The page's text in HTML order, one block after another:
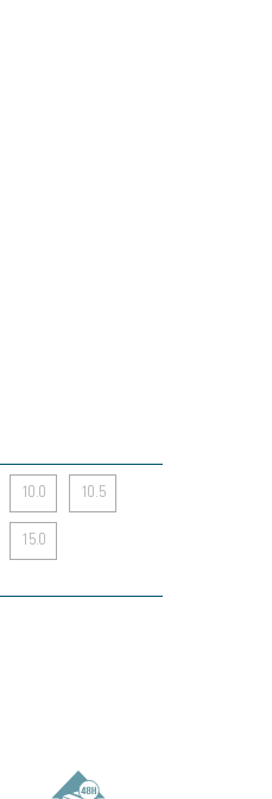
10.0 10.5
15.0